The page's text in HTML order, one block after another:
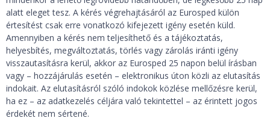
alatt eleget tesz. A kérés végrehajtásáról az Eurosped külön
értesítést csak erre vonatkozó kifejezett igény esetén küld.
Amennyiben a kérés nem teljesíthető és a tájékoztatás,
helyesbítés, megváltoztatás, törlés vagy zárolás iránti igény
visszautasításra kerül, akkor az Eurosped 25 napon belül írásban
vagy – hozzájárulás esetén – elektronikus úton közli az elutasítás
indokait. Az elutasításról szóló indokok közlése mellőzésre kerül,
ha ez – az adatkezelés céljára való tekintettel – az érintett jogos
érdekét nem sértené.